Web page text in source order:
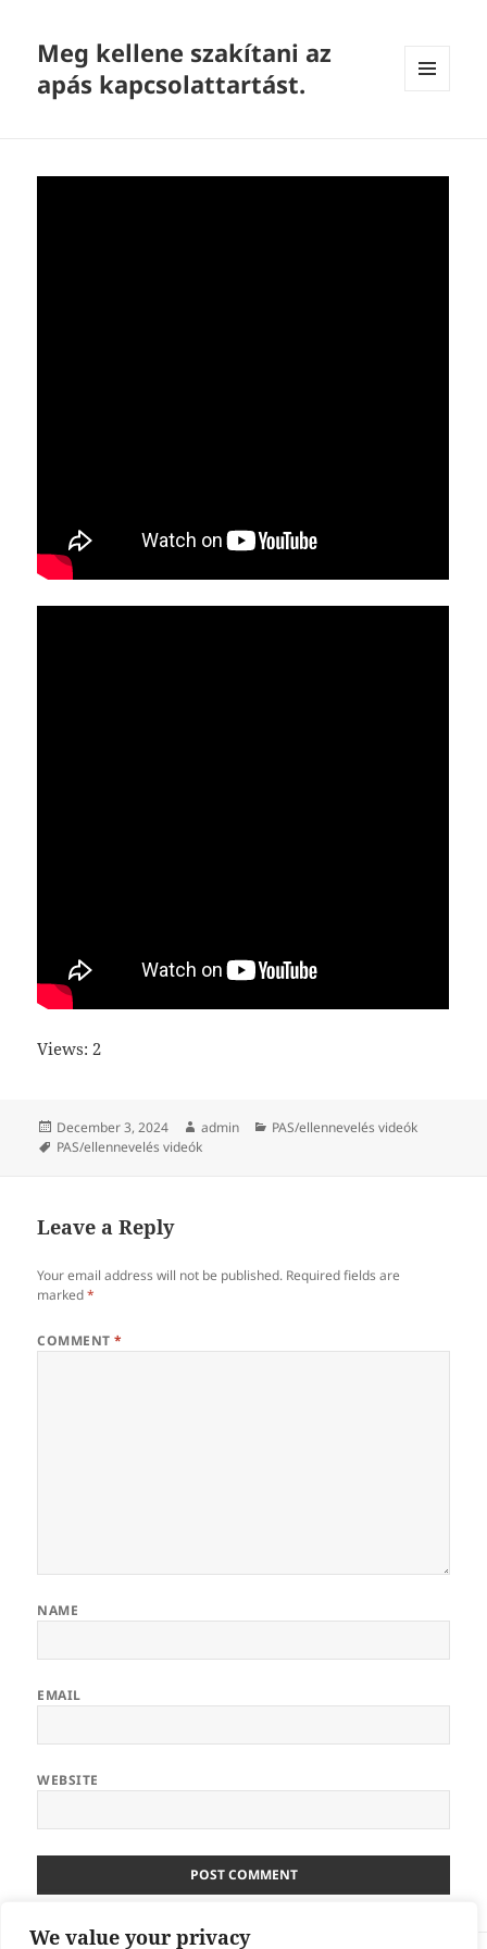
We value your privacy
Meg kellene szakítani az
apás kapcsolattartást.
Views: 2
Posted
on
December 3, 2024 Author
admin Categories
PAS/ellennevelés videók
Tags
PAS/ellennevelés videók
Leave a Reply
Your email address will not be published. Required fields are
marked*
COMMENT*
NAME
EMAIL
WEBSITE